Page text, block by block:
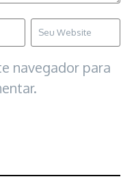
navegador para